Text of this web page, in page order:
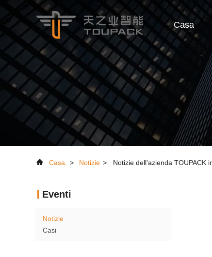
Casa
Casa. > Notizie > Notizie dell'azienda TOUPACK
Eventi
Notizie
Casi